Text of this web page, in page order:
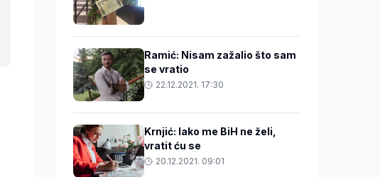
Ramić: Nisam zažalio što sam
se vratio
22.12.2021. 17:30
Krnjić: Iako me BiH ne želi,
vratit ću se
20.12.2021. 09:01